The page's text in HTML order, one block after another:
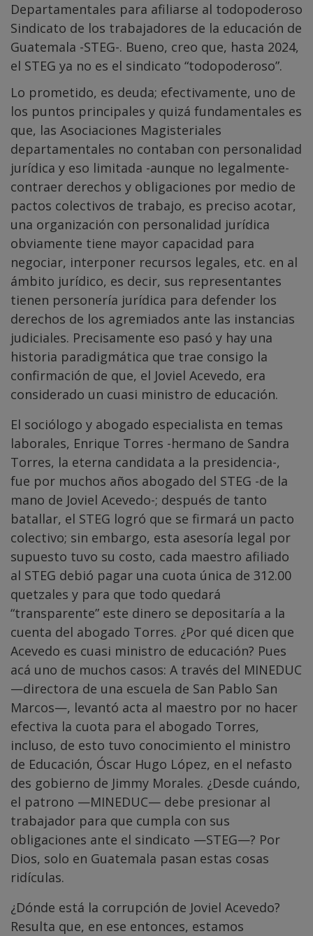
Departamentales para afiliarse al todopoderoso
Sindicato de los trabajadores de la educación de
Guatemala -STEG-. Bueno, creo que, hasta 2024,
el STEG ya no es el sindicato “todopoderoso”.
Lo prometido, es deuda; efectivamente, uno de
los puntos principales y quizá fundamentales es
que, las Asociaciones Magisteriales
departamentales no contaban con personalidad
jurídica y eso limitada -aunque no legalmente-
contraer derechos y obligaciones por medio de
pactos colectivos de trabajo, es preciso acotar,
una organización con personalidad jurídica
obviamente tiene mayor capacidad para
negociar, interponer recursos legales, etc. en al
ámbito jurídico, es decir, sus representantes
tienen personería jurídica para defender los
derechos de los agremiados ante las instancias
judiciales. Precisamente eso pasó y hay una
historia paradigmática que trae consigo la
confirmación de que, el Joviel Acevedo, era
considerado un cuasi ministro de educación.
El sociólogo y abogado especialista en temas
laborales, Enrique Torres -hermano de Sandra
Torres, la eterna candidata a la presidencia-,
fue por muchos años abogado del STEG -de la
mano de Joviel Acevedo-; después de tanto
batallar, el STEG logró que se firmará un pacto
colectivo; sin embargo, esta asesoría legal por
supuesto tuvo su costo, cada maestro afiliado
al STEG debió pagar una cuota única de 312.00
quetzales y para que todo quedará
“transparente” este dinero se depositaría a la
cuenta del abogado Torres. ¿Por qué dicen que
Acevedo es cuasi ministro de educación? Pues
acá uno de muchos casos: A través del MINEDUC
—directora de una escuela de San Pablo San
Marcos—, levantó acta al maestro por no hacer
efectiva la cuota para el abogado Torres,
incluso, de esto tuvo conocimiento el ministro
de Educación, Óscar Hugo López, en el nefasto
des gobierno de Jimmy Morales. ¿Desde cuándo,
el patrono —MINEDUC— debe presionar al
trabajador para que cumpla con sus
obligaciones ante el sindicato —STEG—? Por
Dios, solo en Guatemala pasan estas cosas
ridículas.
¿Dónde está la corrupción de Joviel Acevedo?
Resulta que, en ese entonces, estamos